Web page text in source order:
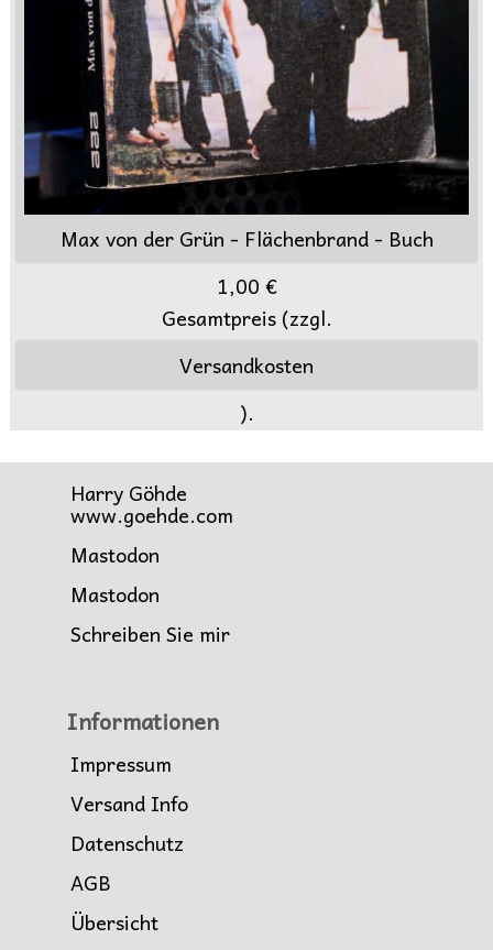
Max von der Grün - Flächenbrand - Buch
1,00 €
Gesamtpreis (zzgl.
Versandkosten
).
Harry Göhde
www.goehde.com
Mastodon
Mastodon
Schreiben Sie mir
Informationen
Impressum
Versand Info
Datenschutz
AGB
Übersicht